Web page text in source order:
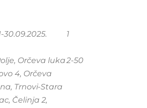
1
Orčeva luka
4, Orčeva
Trnovi-Stara
Čelinja 2,
2-50